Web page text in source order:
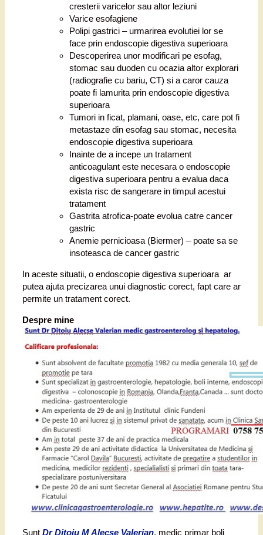
cresterii varicelor sau altor leziuni
Varice esofagiene
Polipi gastrici – urmarirea evolutiei lor se
face prin endoscopie digestiva superioara
Descoperirea unor modificari pe esofag,
stomac sau duoden cu ocazia altor explorari
(radiografie cu bariu, CT) si a caror cauza
poate fi lamurita prin endoscopie digestiva
superioara
Tumori in ficat, plamani, oase, etc, care pot fi
metastaze din esofag sau stomac, necesita
endoscopie digestiva superioara
Inainte de a incepe un tratament
anticoagulant este necesara o endoscopie
digestiva superioara pentru a evalua daca
exista risc de sangerare in timpul acestui
tratament
Gastrita atrofica-poate evolua catre cancer
gastric
Anemie pernicioasa (Biermer) – poate sa se
insoteasca de cancer gastric
In aceste situatii, o endoscopie digestiva superioara ar
putea ajuta precizarea unui diagnostic corect, fapt care ar
permite un tratament corect.
Despre mine
Sunt Dr Ditoiu M Alecse Valerian, medic primar boli